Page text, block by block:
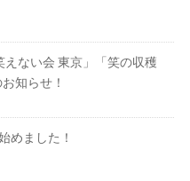
えない会 東京」「笑の収穫
知らせ！
めました！